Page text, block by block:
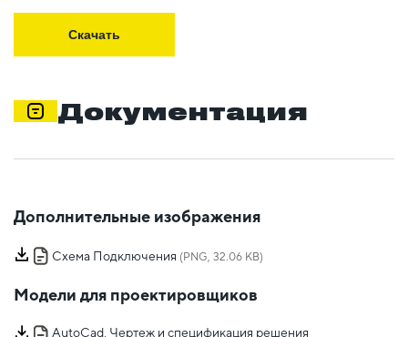
Скачать
Документация
Дополнительные изображения
Схема Подключения (PNG, 32.06 KB)
Модели для проектировщиков
AutoCad, Чертеж и спецификация решения